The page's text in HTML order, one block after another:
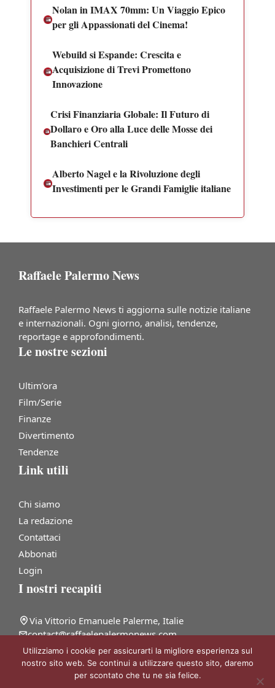
Nolan in IMAX 70mm: Un Viaggio Epico
per gli Appassionati del Cinema!
Webuild si Espande: Crescita e
Acquisizione di Trevi Promettono
Innovazione
Crisi Finanziaria Globale: Il Futuro di
Dollaro e Oro alla Luce delle Mosse dei
Banchieri Centrali
Alberto Nagel e la Rivoluzione degli
Investimenti per le Grandi Famiglie italiane
Raffaele Palermo News
Raffaele Palermo News ti aggiorna sulle notizie italiane
e internazionali. Ogni giorno, analisi, tendenze,
reportage e approfondimenti.
Le nostre sezioni
Ultim’ora
Film/Serie
Finanze
Divertimento
Tendenze
Link utili
Chi siamo
La redazione
Contattaci
Abbonati
Login
I nostri recapiti
Via Vittorio Emanuele Palerme, Italie
contact@raffaelepalermonews.com
+39 091 832 2467
Utilizziamo i cookie per assicurarti la migliore esperienza sul
nostro sito web. Se continui a utilizzare questo sito, daremo
per scontato che tu ne sia felice.